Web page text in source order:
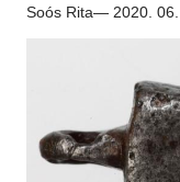
Soós Rita— 2020. 06.